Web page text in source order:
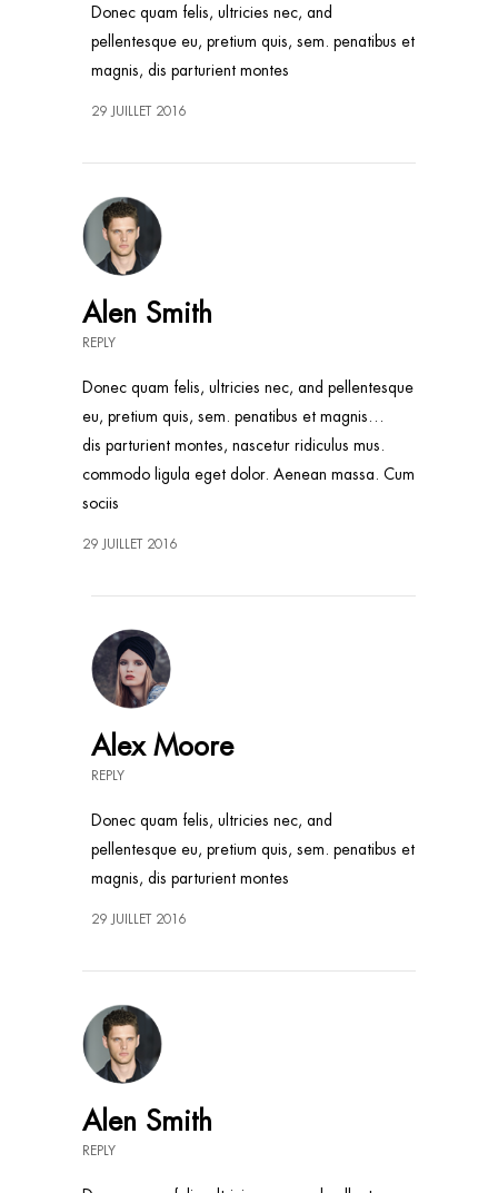
Donec quam felis, ultricies nec, and
pellentesque eu, pretium quis, sem. penatibus et
magnis, dis parturient montes
29 JUILLET 2016
Alen Smith
REPLY
Donec quam felis, ultricies nec, and pellentesque
eu, pretium quis, sem. penatibus et magnis…
dis parturient montes, nascetur ridiculus mus.
commodo ligula eget dolor. Aenean massa. Cum
sociis
29 JUILLET 2016
Alex Moore
REPLY
Donec quam felis, ultricies nec, and
pellentesque eu, pretium quis, sem. penatibus et
magnis, dis parturient montes
29 JUILLET 2016
Alen Smith
REPLY